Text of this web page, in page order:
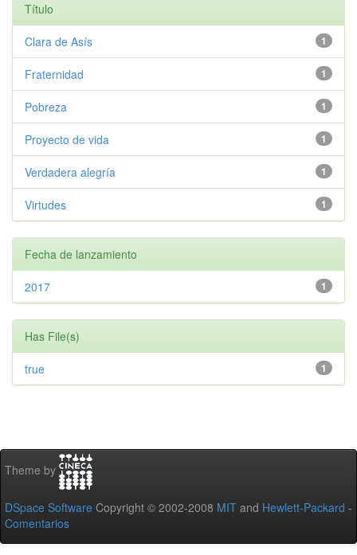
Título
1
Clara de Asís
1
Fraternidad
1
Pobreza
1
Proyecto de vida
1
Verdadera alegría
1
Virtudes
Fecha de lanzamiento
1
2017
Has File(s)
1
true
Theme by
DSpace Software Copyright © 2002-2008 MIT and Hewlett-Packard -
Comentarios